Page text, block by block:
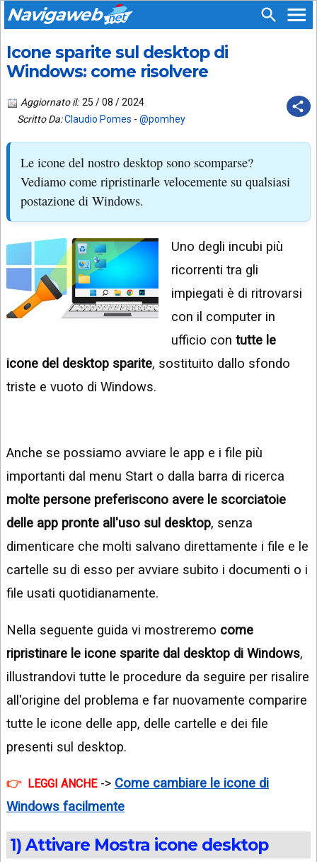
Navigaweb
HOME
SIAMO
SUPPORTO
CONTATTA
PIÙ
LETTI
ULTIMI
ARCHIVIO
VIDEO
ARGOMENTI:
AI
APPS
APPS
TECNOLOGIA
WINDOWS
STRUMENTI
SEGUICI
SU:
APP
ANDROID
EMAIL
TIKTOK
YOUTUBE
X
INSTAGRAM
NEWS
LINKEDIN
Icone sparite sul desktop di
Windows: come risolvere
Aggiornato il: 25 / 08 / 2024
Scritto Da:Claudio Pomes - @pomhey
Le icone del nostro desktop sono scomparse?
Vediamo come ripristinarle velocemente su qualsiasi
postazione di Windows.
Uno degli incubi più
ricorrenti tra gli
impiegati è di ritrovarsi
con il computer in
ufficio contutte le
icone del desktop sparite, sostituito dallo sfondo
triste e vuoto di Windows.
Anche se possiamo avviare le app e i file più
importanti dal menu Start o dalla barra di ricerca
molte persone preferiscono avere le scorciatoie
delle app pronte all'uso sul desktop, senza
dimenticare che molti salvano direttamente i file e le
cartelle su di esso per avviare subito i documenti o i
file usati quotidianamente.
Nella seguente guida vi mostreremo come
ripristinare le icone sparite dal desktop di Windows,
illustrandovi tutte le procedure da seguire per risalire
all'origine del problema e far nuovamente comparire
tutte le icone delle app, delle cartelle e dei file
presenti sul desktop.
LEGGI ANCHE-> Come cambiare le icone di
Windows facilmente
1) Attivare Mostra icone desktop